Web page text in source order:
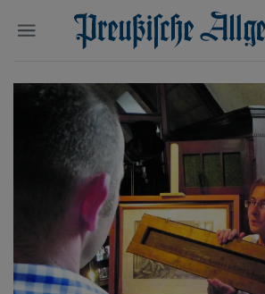
Politik
Kultur
Wirtschaft
Panorama
Gesellschaft
Leben
Geschichte
Ostpreußen
Pommern
Berlin-Brandenburg
Schlesien
Suchen und finden